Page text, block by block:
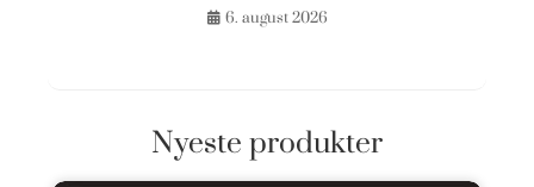
6. august 2026
Nyeste produkter